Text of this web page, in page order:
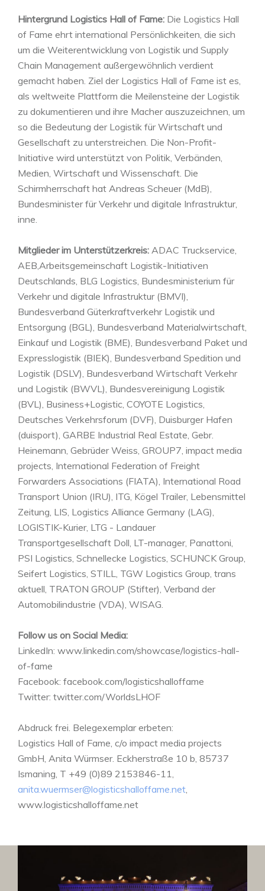
Hintergrund Logistics Hall of Fame: Die Logistics Hall
of Fame ehrt international Persönlichkeiten, die sich
um die Weiterentwicklung von Logistik und Supply
Chain Management außergewöhnlich verdient
gemacht haben. Ziel der Logistics Hall of Fame ist es,
als weltweite Plattform die Meilensteine der Logistik
zu dokumentieren und ihre Macher auszuzeichnen, um
so die Bedeutung der Logistik für Wirtschaft und
Gesellschaft zu unterstreichen. Die Non-Profit-
Initiative wird unterstützt von Politik, Verbänden,
Medien, Wirtschaft und Wissenschaft. Die
Schirmherrschaft hat Andreas Scheuer (MdB),
Bundesminister für Verkehr und digitale Infrastruktur,
inne.
Mitglieder im Unterstützerkreis: ADAC Truckservice,
AEB,Arbeitsgemeinschaft Logistik-Initiativen
Deutschlands, BLG Logistics, Bundesministerium für
Verkehr und digitale Infrastruktur (BMVI),
Bundesverband Güterkraftverkehr Logistik und
Entsorgung (BGL), Bundesverband Materialwirtschaft,
Einkauf und Logistik (BME), Bundesverband Paket und
Expresslogistik (BIEK), Bundesverband Spedition und
Logistik (DSLV), Bundesverband Wirtschaft Verkehr
und Logistik (BWVL), Bundesvereinigung Logistik
(BVL), Business+Logistic, COYOTE Logistics,
Deutsches Verkehrsforum (DVF), Duisburger Hafen
(duisport), GARBE Industrial Real Estate, Gebr.
Heinemann, Gebrüder Weiss, GROUP7, impact media
projects, International Federation of Freight
Forwarders Associations (FIATA), International Road
Transport Union (IRU), ITG, Kögel Trailer, Lebensmittel
Zeitung, LIS, Logistics Alliance Germany (LAG),
LOGISTIK-Kurier, LTG - Landauer
Transportgesellschaft Doll, LT-manager, Panattoni,
PSI Logistics, Schnellecke Logistics, SCHUNCK Group,
Seifert Logistics, STILL, TGW Logistics Group, trans
aktuell, TRATON GROUP (Stifter), Verband der
Automobilindustrie (VDA), WISAG.
Follow us on Social Media:
LinkedIn: www.linkedin.com/showcase/logistics-hall-
of-fame
Facebook: facebook.com/logisticshalloffame
Twitter: twitter.com/WorldsLHOF
Abdruck frei. Belegexemplar erbeten:
Logistics Hall of Fame, c/o impact media projects
GmbH, Anita Würmser. Eckherstraße 10 b, 85737
Ismaning, T +49 (0)89 2153846-11,
anita.wuermser@logisticshalloffame.net,
www.logisticshalloffame.net